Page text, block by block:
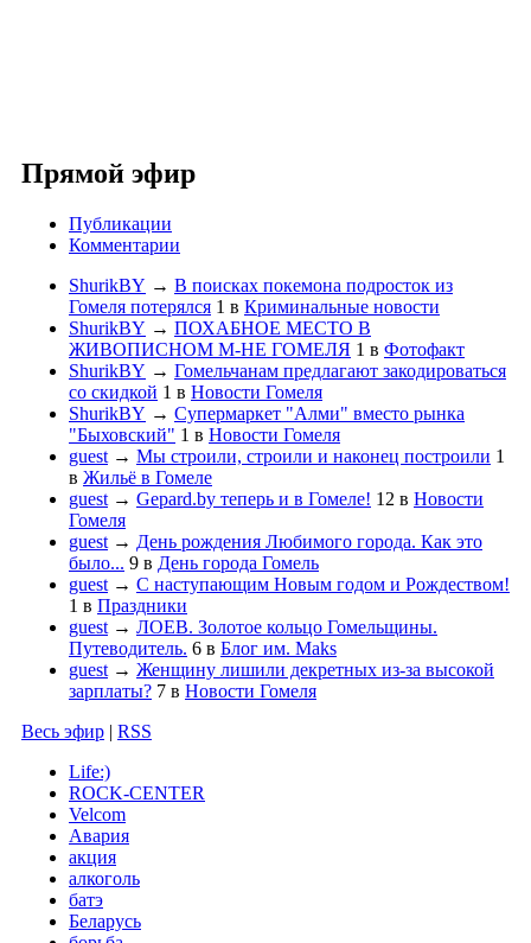
Прямой эфир
Публикации
Комментарии
ShurikBY → В поисках покемона подросток из
Гомеля потерялся 1 в Криминальные новости
ShurikBY → ПОХАБНОЕ МЕСТО В
ЖИВОПИСНОМ М-НЕ ГОМЕЛЯ 1 в Фотофакт
ShurikBY → Гомельчанам предлагают закодироваться
со скидкой 1 в Новости Гомеля
ShurikBY → Супермаркет "Алми" вместо рынка
"Быховский" 1 в Новости Гомеля
guest → Мы строили, строили и наконец построили 1
в Жильё в Гомеле
guest → Gepard.by теперь и в Гомеле! 12 в Новости
Гомеля
guest → День рождения Любимого города. Как это
было... 9 в День города Гомель
guest → С наступающим Новым годом и Рождеством!
1 в Праздники
guest → ЛОЕВ. Золотое кольцо Гомельщины.
Путеводитель. 6 в Блог им. Maks
guest → Женщину лишили декретных из-за высокой
зарплаты? 7 в Новости Гомеля
Весь эфир | RSS
Life:)
ROCK-CENTER
Velcom
Авария
акция
алкоголь
батэ
Беларусь